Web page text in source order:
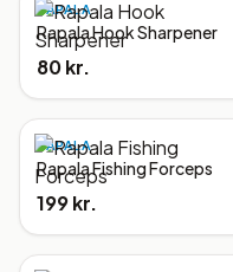
RAPALA
Rapala Hook Sharpener
80 kr.
RAPALA
Rapala Fishing Forceps
199 kr.